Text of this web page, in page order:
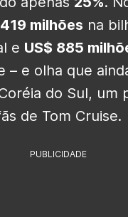
milhões na
e US$ 885
– e olha que
do Sul, um
de Tom Cruise.
PUBLICIDADE